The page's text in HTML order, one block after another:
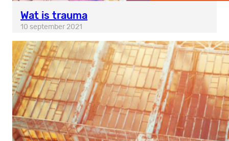
Wat is trauma
10 september 2021